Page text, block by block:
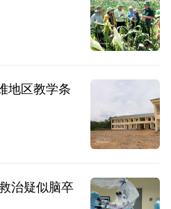
地区教学条
治疑似脑卒